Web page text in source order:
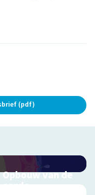
(pdf)
Opbouw van de
aarde